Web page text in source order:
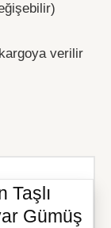
verilir
Taşlı
Gümüş